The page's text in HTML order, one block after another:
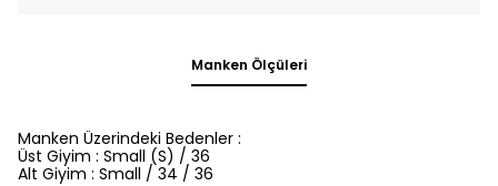
Manken Ölçüleri
Manken Üzerindeki Bedenler :
Üst Giyim : Small (S) / 36
Alt Giyim : Small / 34 / 36